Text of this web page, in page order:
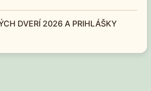
DVERÍ 2026 A PRIHLÁŠKY